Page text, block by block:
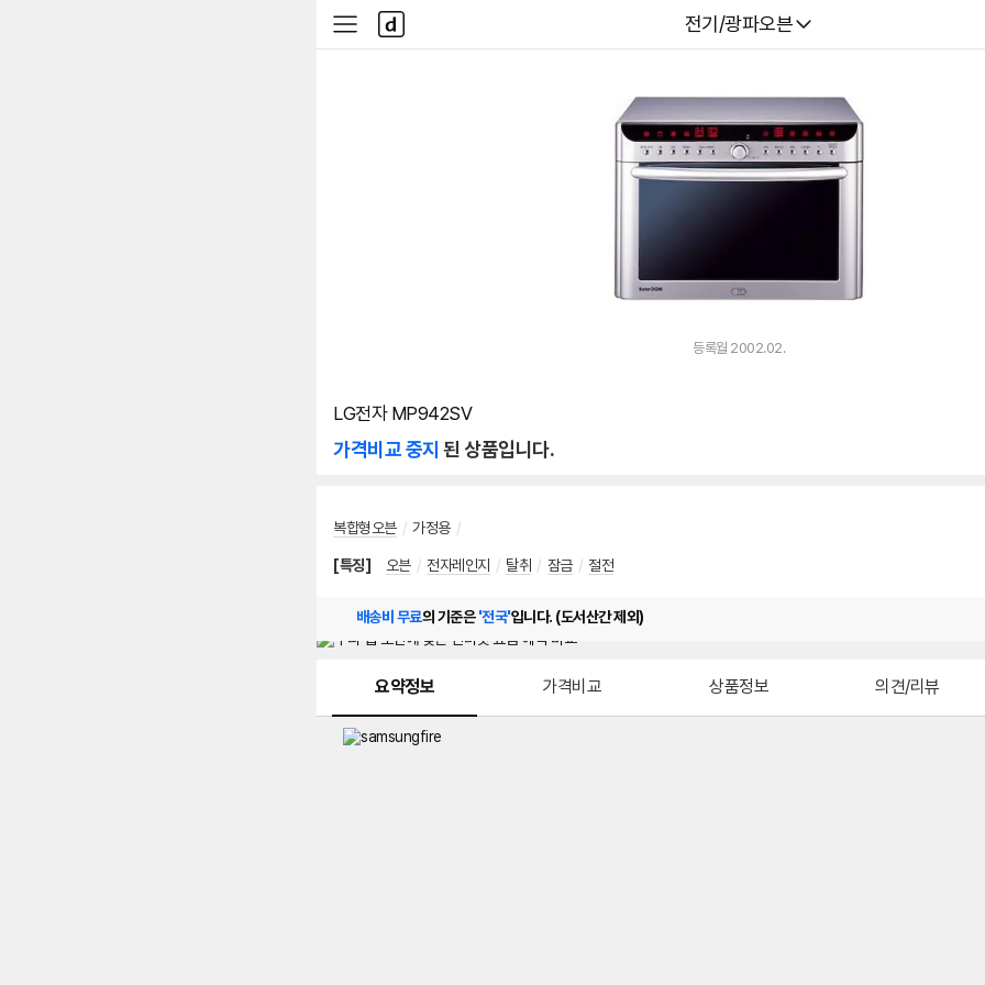
다나와
전기/광파오븐
사
이
다
나
와
등록월 2002.02.
LG전자 MP942SV
가격비교 중지 된 상품입니다.
복합형오븐 / 가정용 /
[특징] 오븐 / 전자레인지 / 탈취 / 잠금 / 절전
배송비 무료의 기준은'전국'입니다. (도서산간 제외)
요약정보 가격비교 상품정보 의견/리뷰